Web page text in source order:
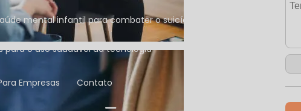
mental infantil para combater o suicídio e a depressão
para o uso saudável da tecnologia
Para Empresas Contato